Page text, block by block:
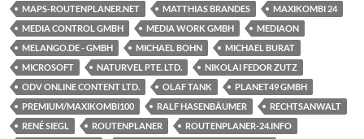
MAPS-ROUTENPLANER.NET
MATTHIAS BRANDES
MAXIKOMBI 24
MEDIA CONTROL GMBH
MEDIA WORK GMBH
MEDIAON
MELANGO.DE - GMBH
MICHAEL BOHN
MICHAEL BURAT
MICROSOFT
NATURVEL PTE. LTD.
NIKOLAI FEDOR ZUTZ
ODV ONLINE CONTENT LTD.
OLAF TANK
PLANET49 GMBH
PREMIUM/MAXIKOMBI100
RALF HASENBÄUMER
RECHTSANWALT
RENÉ SIEGL
ROUTENPLANER
ROUTENPLANER-24.INFO